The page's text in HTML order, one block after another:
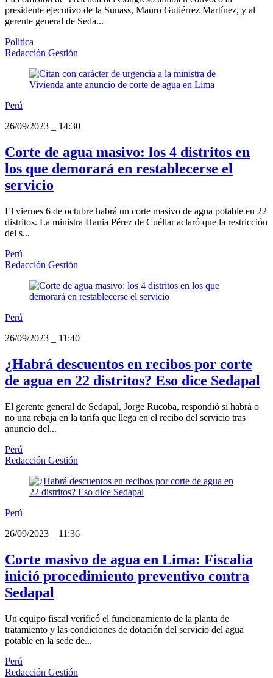
presidente ejecutivo de la Sunass, Mauro Gutiérrez Martínez, y al
gerente general de Seda...
Política
Redacción Gestión
Perú
26/09/2023
14:30
Corte de agua masivo: los 4 distritos en
los que demorará en restablecerse el
servicio
El viernes 6 de octubre habrá un corte masivo de agua potable en 22
distritos. La ministra Hania Pérez de Cuéllar aclaró que la restricción
del s...
Perú
Redacción Gestión
Perú
26/09/2023
11:40
¿Habrá descuentos en recibos por corte
de agua en 22 distritos? Eso dice Sedapal
El gerente general de Sedapal, Jorge Rucoba, respondió si habrá o
no una rebaja en la tarifa que llega en el recibo del servicio tras
anuncio del...
Perú
Redacción Gestión
Perú
26/09/2023
11:36
Corte masivo de agua en Lima: Fiscalía
inició procedimiento preventivo contra
Sedapal
Un equipo fiscal verificó el funcionamiento de la planta de
tratamiento y las condiciones de dotación del servicio del agua
potable en la sede de...
Perú
Redacción Gestión